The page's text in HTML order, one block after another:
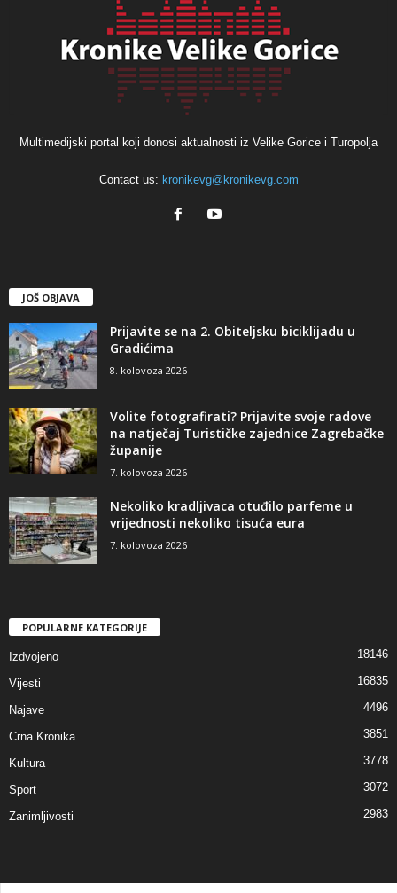
Multimedijski portal koji donosi aktualnosti iz Velike Gorice i Turopolja
Contact us: kronikevg@kronikevg.com
JOŠ OBJAVA
Prijavite se na 2. Obiteljsku biciklijadu u
Gradićima
8. kolovoza 2026
Volite fotografirati? Prijavite svoje radove
na natječaj Turističke zajednice Zagrebačke
županije
7. kolovoza 2026
Nekoliko kradljivaca otuđilo parfeme u
vrijednosti nekoliko tisuća eura
7. kolovoza 2026
POPULARNE KATEGORIJE
Izdvojeno 18146
Vijesti 16835
Najave 4496
Crna Kronika 3851
Kultura 3778
Sport 3072
Zanimljivosti 2983